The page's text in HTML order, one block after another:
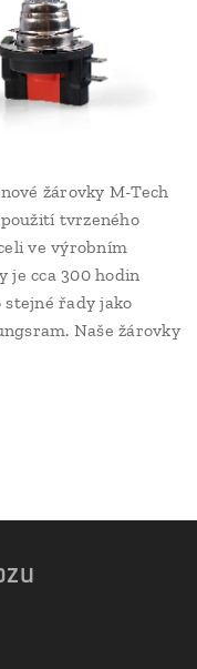
žárovky M-Tech
tvrzeného
ve výrobním
je cca 300 hodin
stejné řady jako
Naše žárovky